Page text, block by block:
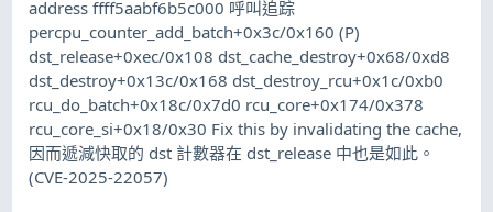
address ffff5aabf6b5c000 呼叫追踪
percpu_counter_add_batch+0x3c/0x160 (P)
dst_release+0xec/0x108 dst_cache_destroy+0x68/0xd8
dst_destroy+0x13c/0x168 dst_destroy_rcu+0x1c/0xb0
rcu_do_batch+0x18c/0x7d0 rcu_core+0x174/0x378
rcu_core_si+0x18/0x30 Fix this by invalidating the cache,
因而遞減快取的 dst 計數器在 dst_release 中也是如此。
(CVE-2025-22057)